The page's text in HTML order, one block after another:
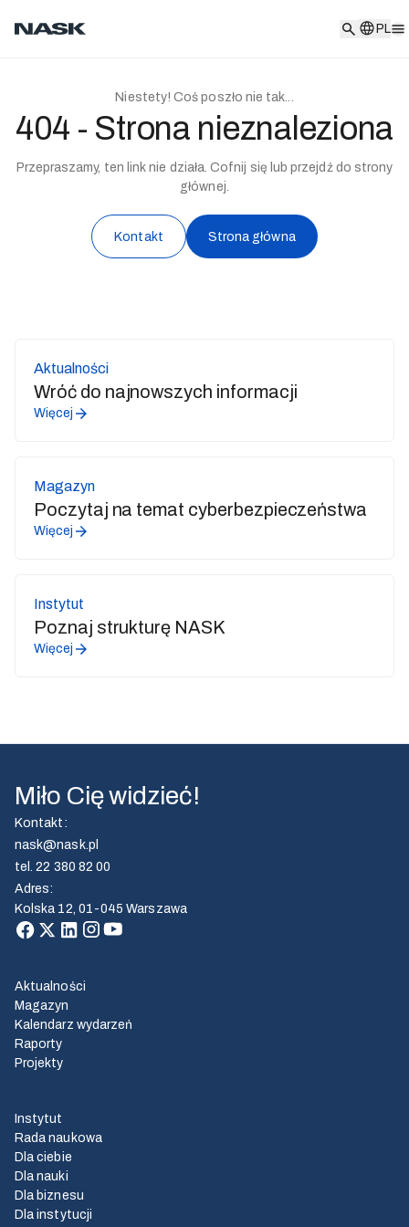
PL
Niestety! Coś poszło nie tak...
404 - Strona nieznaleziona
Przepraszamy, ten link nie działa. Cofnij się lub przejdź do strony
głównej.
Kontakt Strona główna
Aktualności
Wróć do najnowszych informacji
Więcej
Magazyn
Poczytaj na temat cyberbezpieczeństwa
Więcej
Instytut
Poznaj strukturę NASK
Więcej
Miło Cię widzieć!
Kontakt :
nask@nask.pl
tel.22 380 82 00
Adres:
Kolska 12, 01-045 Warszawa
Aktualności
Magazyn
Kalendarz wydarzeń
Raporty
Projekty
Instytut
Rada naukowa
Dla ciebie
Dla nauki
Dla biznesu
Dla instytucji